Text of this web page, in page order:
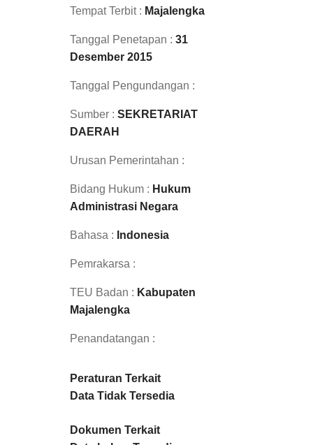
Tempat Terbit : Majalengka
Tanggal Penetapan : 31
Desember 2015
Tanggal Pengundangan :
Sumber : SEKRETARIAT
DAERAH
Urusan Pemerintahan :
Bidang Hukum : Hukum
Administrasi Negara
Bahasa : Indonesia
Pemrakarsa :
TEU Badan : Kabupaten
Majalengka
Penandatangan :
Peraturan Terkait
Data Tidak Tersedia
Dokumen Terkait